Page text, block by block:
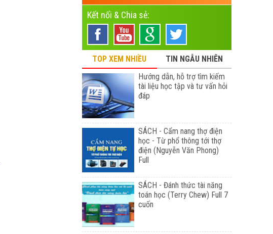
Kết nối & Chia sẻ:
TOP XEM NHIỀU
TIN NGẪU NHIÊN
Hướng dẫn, hỗ trợ tìm kiếm
tài liệu học tập và tư vấn hỏi
đáp
SÁCH - Cẩm nang thợ điện
học - Từ phổ thông tới thợ
điện (Nguyễn Văn Phong)
Full
SÁCH - Đánh thức tài năng
toán học (Terry Chew) Full 7
cuốn